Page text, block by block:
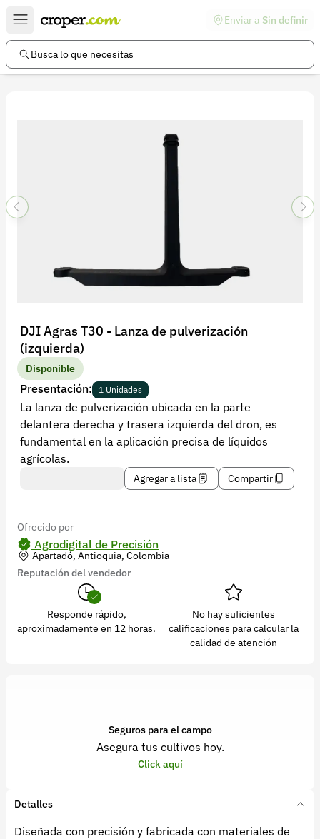
Enviar a Sin definir
Busca lo que necesitas
DJI Agras T30 - Lanza de pulverización
(izquierda)
Disponible
Presentación: 1 Unidades
La lanza de pulverización ubicada en la parte
delantera derecha y trasera izquierda del dron, es
fundamental en la aplicación precisa de líquidos
agrícolas.
Agregar a lista Compartir
Ofrecido por
Agrodigital de Precisión
Apartadó, Antioquia, Colombia
Reputación del vendedor
Responde rápido,
aproximadamente en 12 horas.
No hay suficientes
calificaciones para calcular la
calidad de atención
Seguros para el campo
Asegura tus cultivos hoy.
Click aquí
Detalles
Diseñada con precisión y fabricada con materiales de
Enlaces de interés
Preguntas frecuentes
Política de privacidad
Iniciar sesión
Recuperar contraseña
Contacto
Soporte
+57 323 2931928
contacto@croper.com
© 2026 Croper.com Todos los derechos reservados